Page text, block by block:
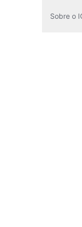
Sobre o